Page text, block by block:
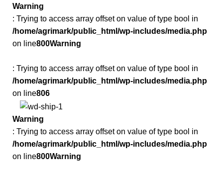
Warning
: Trying to access array offset on value of type bool in
/home/agrimark/public_html/wp-includes/media.php
on line800Warning
: Trying to access array offset on value of type bool in
/home/agrimark/public_html/wp-includes/media.php
on line806
Warning
: Trying to access array offset on value of type bool in
/home/agrimark/public_html/wp-includes/media.php
on line800Warning